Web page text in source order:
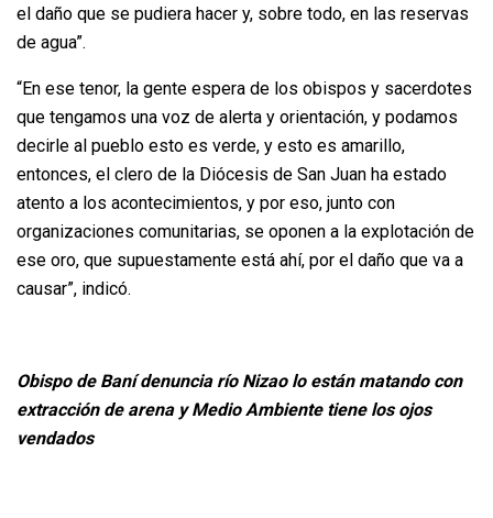
el daño que se pudiera hacer y, sobre todo, en las reservas
de agua”.
“En ese tenor, la gente espera de los obispos y sacerdotes
que tengamos una voz de alerta y orientación, y podamos
decirle al pueblo esto es verde, y esto es amarillo,
entonces, el clero de la Diócesis de San Juan ha estado
atento a los acontecimientos, y por eso, junto con
organizaciones comunitarias, se oponen a la explotación de
ese oro, que supuestamente está ahí, por el daño que va a
causar”, indicó.
Obispo de Baní denuncia río Nizao lo están matando con
extracción de arena y Medio Ambiente tiene los ojos
vendados